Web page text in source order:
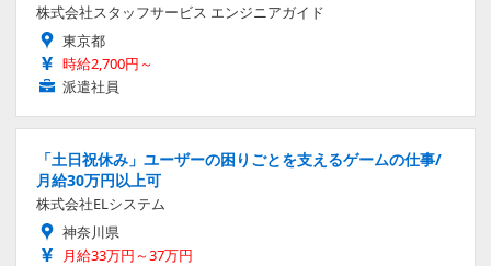
株式会社スタッフサービス エンジニアガイド
東京都
時給2,700円～
派遣社員
「土日祝休み」ユーザーの困りごとを支えるゲームの仕事/
月給30万円以上可
株式会社ELシステム
神奈川県
月給33万円～37万円